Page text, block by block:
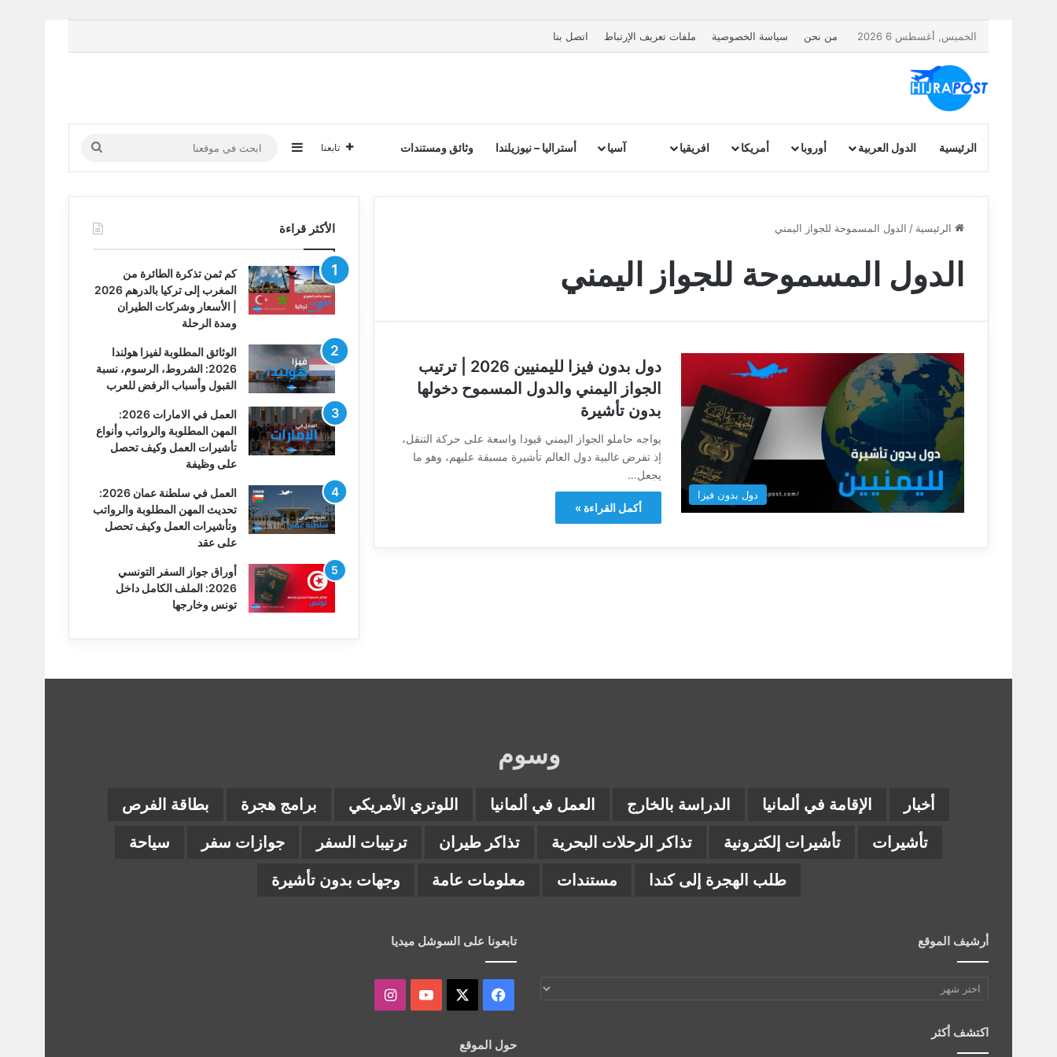
الخميس, أغسطس 6 2026 من نحن سياسة الخصوصية ملفات تعريف الإرتباط اتصل بنا
الرئيسية الدول العربية أوروبا أمريكا افريقيا آسيا أستراليا – نيوزيلندا وثائق ومستندات تابعنا إضافة عمود جانبي
ابحث
في
الرئيسية / الدول المسموحة للجواز اليمني
الدول المسموحة للجواز اليمني
دول بدون فيزا
دول بدون فيزا لليمنيين 2026 | ترتيب
الجواز اليمني والدول المسموح دخولها
بدون تأشيرة
يواجه حاملو الجواز اليمني قيودا واسعة على حركة التنقل،
إذ تفرض غالبية دول العالم تأشيرة مسبقة عليهم، وهو ما
يجعل…
أكمل القراءة »
الأكثر قراءة
كم ثمن تذكرة الطائرة من
المغرب إلى تركيا بالدرهم 2026
| الأسعار وشركات الطيران
ومدة الرحلة
الوثائق المطلوبة لفيزا هولندا
2026: الشروط، الرسوم، نسبة
القبول وأسباب الرفض للعرب
العمل في الامارات 2026:
المهن المطلوبة والرواتب وأنواع
تأشيرات العمل وكيف تحصل
على وظيفة
العمل في سلطنة عمان 2026:
تحديث المهن المطلوبة والرواتب
وتأشيرات العمل وكيف تحصل
على عقد
أوراق جواز السفر التونسي
2026: الملف الكامل داخل
تونس وخارجها
وسوم
أخبار الإقامة في ألمانيا الدراسة بالخارج العمل في ألمانيا اللوتري الأمريكي برامج هجرة
بطاقة الفرص
تأشيرات
تأشيرات إلكترونية تذاكر الرحلات البحرية تذاكر طيران ترتيبات السفر جوازات سفر
سياحة
طلب الهجرة إلى كندا
مستندات معلومات عامة وجهات بدون تأشيرة
أرشيف الموقع
أرشيف
اكتشف أكثر
تابعونا على السوشل ميديا
فيسبوك ‫YouTubeانستقرام
حول الموقع